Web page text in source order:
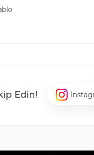
Edin!